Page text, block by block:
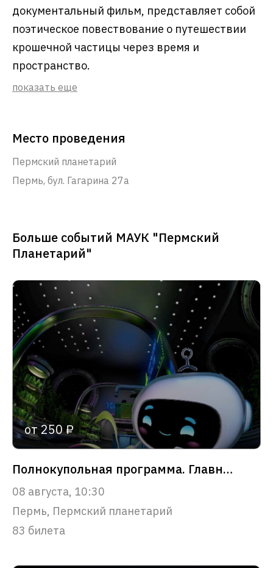
документальный фильм, представляет собой
поэтическое повествование о путешествии
крошечной частицы через время и
пространство.
показать еще
Место проведения
Пермский планетарий
Пермь, бул. Гагарина 27а
Больше событий МАУК "Пермский
Планетарий"
от 250 ₽
Полнокупольная программа. Главное чудо Вселенной
08 августа, 10:30
Пермь, Пермский планетарий
83 билета